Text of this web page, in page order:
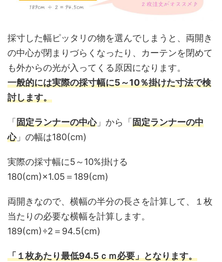
採寸した幅ピッタリの物を選んでしまうと、両開き
の中心が閉まりづらくなったり、カーテンを閉めて
も外からの光が入ってくる原因になります。
一般的には実際の採寸幅に5～10％掛けた寸法で検
討します。
「固定ランナーの中心」から「固定ランナーの中
心」の幅は180(cm)
実際の採寸幅に5～10%掛ける
180(cm)×1.05＝189(cm)
両開きなので、横幅の半分の長さを計算して、１枚
当たりの必要な横幅を計算します。
189(cm)÷2＝94.5(cm)
「１枚あたり最低94.5ｃｍ必要」となります。